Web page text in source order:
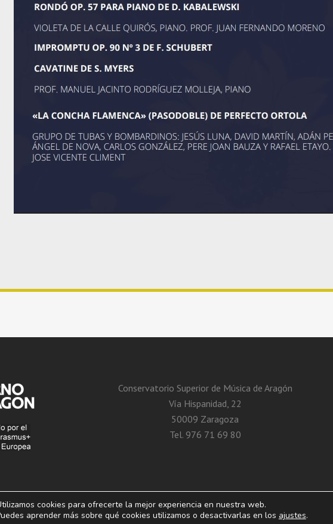
Conservatorio Superior de Música de Aragón
Vía Hispanidad, 22
50009 Zaragoza
Tel. 976 71 69 80
de Música de Aragón. Vía Hispanidad, n.º 22 – Zaragoza – 50009Aviso Legal.
cookies para ofrecerte la mejor experiencia en nuestra web.
aprender más sobre qué cookies utilizamos o desactivarlas en los ajustes.